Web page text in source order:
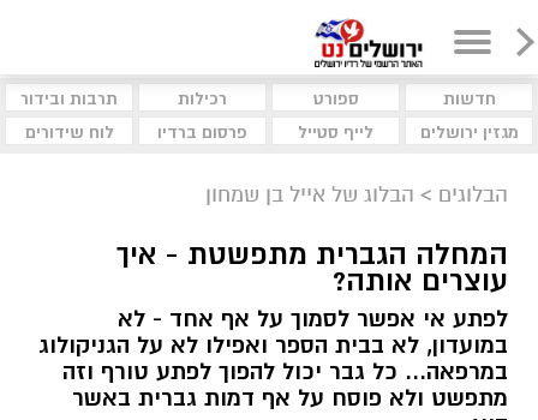
חדשות ספורט רכילות
תרבות ובידור
מגזין ירושלים
לייף סטייל פרסום ברדיו לוח שידורים
הבלוגים > הבלוג של אייל בן שמחון
המחלה הגברית מתפשטת - איך
עוצרים אותה?
לפתע אי אפשר לסמוך על אף אחד - לא
במועדון, לא בבית הספר ואפילו לא על הגניקולוג
במרפאה... כל גבר יכול להפוך לפתע טורף וזה
מתפשט ולא פוסח על אף דמות גברית באשר